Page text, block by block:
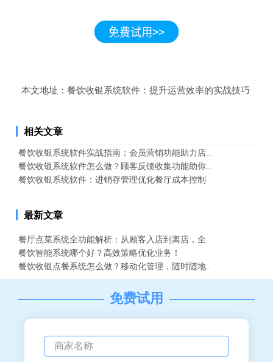
本文地址： 餐饮收银系统软件：提升运营效率的实战技巧
相关文章
餐饮收银系统软件实战指南：会员营销功能助力店..
餐饮收银系统软件怎么做？顾客反馈收集功能助你..
餐饮收银系统软件：进销存管理优化餐厅成本控制
最新文章
餐厅点菜系统全功能解析：从顾客入店到离店，全..
餐饮智能系统哪个好？高效策略优化业务！
餐饮收银点餐系统怎么做？移动化管理，随时随地..
免费试用